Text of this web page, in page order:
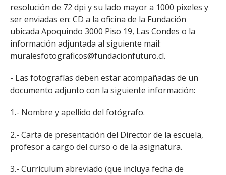
resolución de 72 dpi y su lado mayor a 1000 pixeles y
ser enviadas en: CD a la oficina de la Fundación
ubicada Apoquindo 3000 Piso 19, Las Condes o la
información adjuntada al siguiente mail:
muralesfotograficos@fundacionfuturo.cl.
- Las fotografías deben estar acompañadas de un
documento adjunto con la siguiente información:
1.- Nombre y apellido del fotógrafo.
2.- Carta de presentación del Director de la escuela,
profesor a cargo del curso o de la asignatura.
3.- Curriculum abreviado (que incluya fecha de